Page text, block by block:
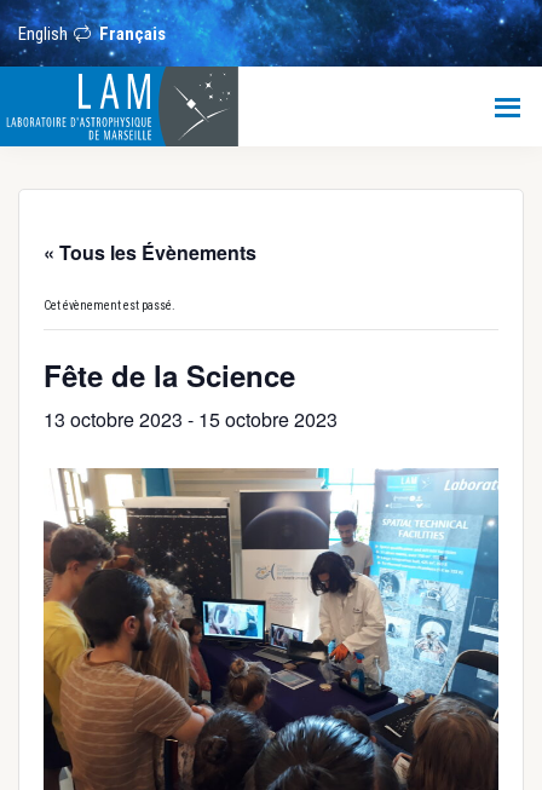
Passer
au
contenu
principal
Passer
Passer
au English Français
« Tous les Évènements
Cet évènement est passé.
Fête de la Science
13 octobre 2023 - 15 octobre 2023